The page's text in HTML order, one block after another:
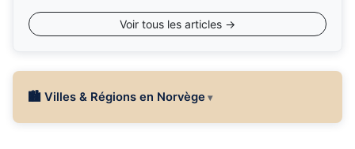
Voir tous les articles →
🏙 Villes & Régions en Norvège